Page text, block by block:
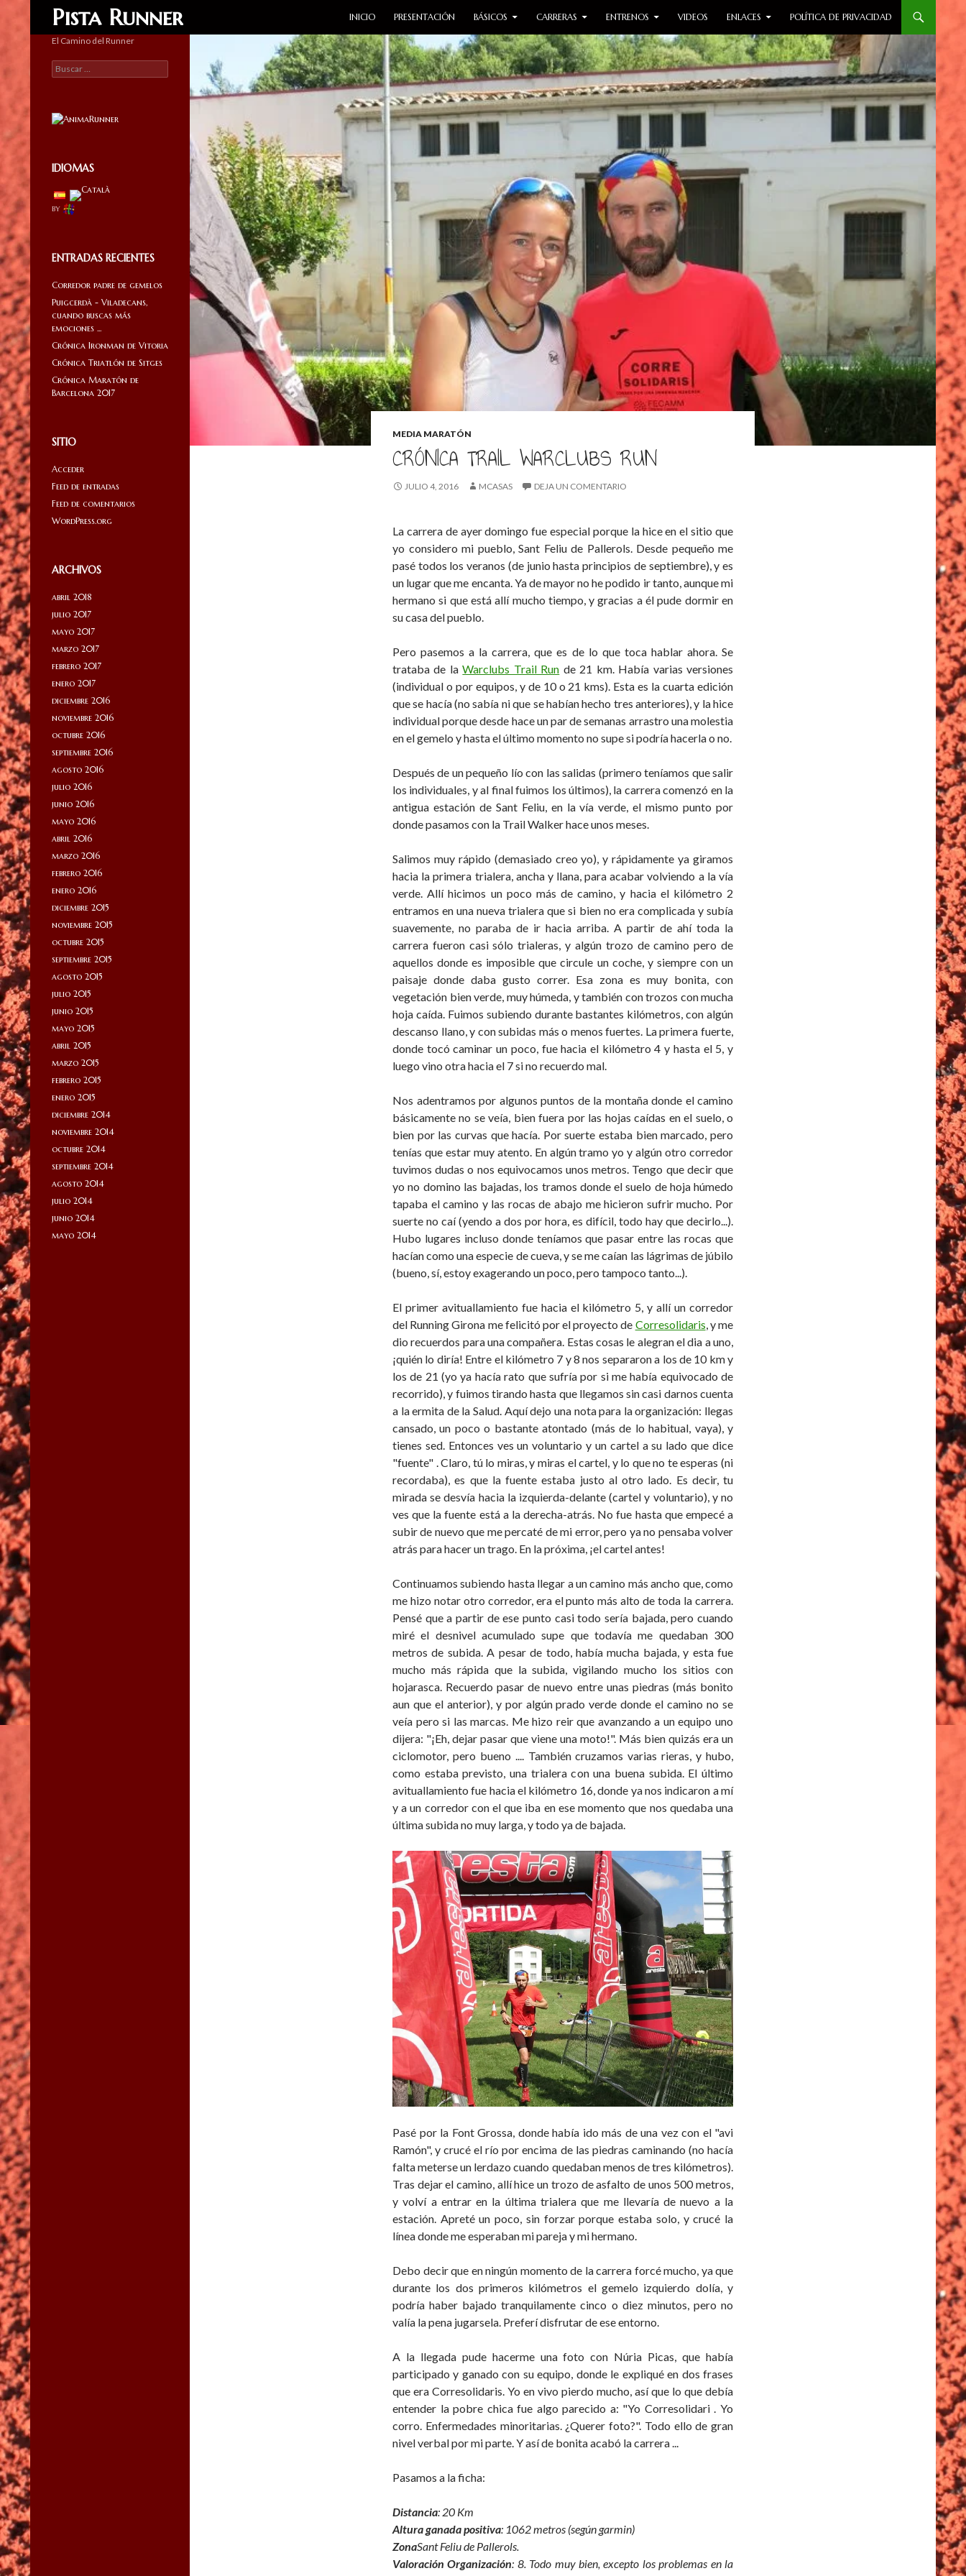
Pista Runner
Buscar
INICIO PRESENTACIÓN BÁSICOS CARRERAS ENTRENOS VIDEOS ENLACES POLÍTICA DE PRIVACIDAD
MEDIA MARATÓN
CRÓNICA TRAIL WARCLUBS RUN
JULIO 4, 2016 MCASAS DEJA UN COMENTARIO
La carrera de ayer domingo fue especial porque la hice en el sitio que
yo considero mi pueblo, Sant Feliu de Pallerols. Desde pequeño me
pasé todos los veranos (de junio hasta principios de septiembre), y es
un lugar que me encanta. Ya de mayor no he podido ir tanto, aunque mi
hermano si que está allí mucho tiempo, y gracias a él pude dormir en
su casa del pueblo.
Pero pasemos a la carrera, que es de lo que toca hablar ahora. Se
trataba de laWarclubs Trail Run de 21 km. Había varias versiones
(individual o por equipos, y de 10 o 21 kms). Esta es la cuarta edición
que se hacía (no sabía ni que se habían hecho tres anteriores), y la hice
individual porque desde hace un par de semanas arrastro una molestia
en el gemelo y hasta el último momento no supe si podría hacerla o no.
Después de un pequeño lío con las salidas (primero teníamos que salir
los individuales, y al final fuimos los últimos), la carrera comenzó en la
antigua estación de Sant Feliu, en la vía verde, el mismo punto por
donde pasamos con la Trail Walker hace unos meses.
Salimos muy rápido (demasiado creo yo), y rápidamente ya giramos
hacia la primera trialera, ancha y llana, para acabar volviendo a la vía
verde. Allí hicimos un poco más de camino, y hacia el kilómetro 2
entramos en una nueva trialera que si bien no era complicada y subía
suavemente, no paraba de ir hacia arriba. A partir de ahí toda la
carrera fueron casi sólo trialeras, y algún trozo de camino pero de
aquellos donde es imposible que circule un coche, y siempre con un
paisaje donde daba gusto correr. Esa zona es muy bonita, con
vegetación bien verde, muy húmeda, y también con trozos con mucha
hoja caída. Fuimos subiendo durante bastantes kilómetros, con algún
descanso llano, y con subidas más o menos fuertes. La primera fuerte,
donde tocó caminar un poco, fue hacia el kilómetro 4 y hasta el 5, y
luego vino otra hacia el 7 si no recuerdo mal.
Nos adentramos por algunos puntos de la montaña donde el camino
básicamente no se veía, bien fuera por las hojas caídas en el suelo, o
bien por las curvas que hacía. Por suerte estaba bien marcado, pero
tenías que estar muy atento. En algún tramo yo y algún otro corredor
tuvimos dudas o nos equivocamos unos metros. Tengo que decir que
yo no domino las bajadas, los tramos donde el suelo de hoja húmedo
tapaba el camino y las rocas de abajo me hicieron sufrir mucho. Por
suerte no caí (yendo a dos por hora, es difícil, todo hay que decirlo...).
Hubo lugares incluso donde teníamos que pasar entre las rocas que
hacían como una especie de cueva, y se me caían las lágrimas de júbilo
(bueno, sí, estoy exagerando un poco, pero tampoco tanto...).
El primer avituallamiento fue hacia el kilómetro 5, y allí un corredor
del Running Girona me felicitó por el proyecto de Corresolidaris, y me
dio recuerdos para una compañera. Estas cosas le alegran el dia a uno,
¡quién lo diría! Entre el kilómetro 7 y 8 nos separaron a los de 10 km y
los de 21 (yo ya hacía rato que sufría por si me había equivocado de
recorrido), y fuimos tirando hasta que llegamos sin casi darnos cuenta
a la ermita de la Salud. Aquí dejo una nota para la organización: llegas
cansado, un poco o bastante atontado (más de lo habitual, vaya), y
tienes sed. Entonces ves un voluntario y un cartel a su lado que dice
"fuente" . Claro, tú lo miras, y miras el cartel, y lo que no te esperas (ni
recordaba), es que la fuente estaba justo al otro lado. Es decir, tu
mirada se desvía hacia la izquierda-delante (cartel y voluntario), y no
ves que la fuente está a la derecha-atrás. No fue hasta que empecé a
subir de nuevo que me percaté de mi error, pero ya no pensaba volver
atrás para hacer un trago. En la próxima, ¡el cartel antes!
Continuamos subiendo hasta llegar a un camino más ancho que, como
me hizo notar otro corredor, era el punto más alto de toda la carrera.
Pensé que a partir de ese punto casi todo sería bajada, pero cuando
miré el desnivel acumulado supe que todavía me quedaban 300
metros de subida. A pesar de todo, había mucha bajada, y esta fue
mucho más rápida que la subida, vigilando mucho los sitios con
hojarasca. Recuerdo pasar de nuevo entre unas piedras (más bonito
aun que el anterior), y por algún prado verde donde el camino no se
veía pero si las marcas. Me hizo reir que avanzando a un equipo uno
dijera: "¡Eh, dejar pasar que viene una moto!". Más bien quizás era un
ciclomotor, pero bueno .... También cruzamos varias rieras, y hubo,
como estaba previsto, una trialera con una buena subida. El último
avituallamiento fue hacia el kilómetro 16, donde ya nos indicaron a mí
y a un corredor con el que iba en ese momento que nos quedaba una
última subida no muy larga, y todo ya de bajada.
Pasé por la Font Grossa, donde había ido más de una vez con el "avi
Ramón", y crucé el río por encima de las piedras caminando (no hacía
falta meterse un lerdazo cuando quedaban menos de tres kilómetros).
Tras dejar el camino, allí hice un trozo de asfalto de unos 500 metros,
y volví a entrar en la última trialera que me llevaría de nuevo a la
estación. Apreté un poco, sin forzar porque estaba solo, y crucé la
línea donde me esperaban mi pareja y mi hermano.
Debo decir que en ningún momento de la carrera forcé mucho, ya que
durante los dos primeros kilómetros el gemelo izquierdo dolía, y
podría haber bajado tranquilamente cinco o diez minutos, pero no
valía la pena jugarsela. Preferí disfrutar de ese entorno.
A la llegada pude hacerme una foto con Núria Picas, que había
participado y ganado con su equipo, donde le expliqué en dos frases
que era Corresolidaris. Yo en vivo pierdo mucho, así que lo que debía
entender la pobre chica fue algo parecido a: "Yo Corresolidari . Yo
corro. Enfermedades minoritarias. ¿Querer foto?". Todo ello de gran
nivel verbal por mi parte. Y así de bonita acabó la carrera ...
Pasamos a la ficha:
Distancia: 20 Km
Altura ganada positiva: 1062 metros (según garmin)
ZonaSant Feliu de Pallerols.
Valoración Organización: 8. Todo muy bien, excepto los problemas en la
El Camino del Runner
Buscar:
IDIOMAS
by
ENTRADAS RECIENTES
Corredor padre de gemelos
Puigcerdà - Viladecans,
cuando buscas más
emociones ...
Crónica Ironman de Vitoria
Crónica Triatlón de Sitges
Crónica Maratón de
Barcelona 2017
SITIO
Acceder
Feed de entradas
Feed de comentarios
WordPress.org
ARCHIVOS
abril 2018
julio 2017
mayo 2017
marzo 2017
febrero 2017
enero 2017
diciembre 2016
noviembre 2016
octubre 2016
septiembre 2016
agosto 2016
julio 2016
junio 2016
mayo 2016
abril 2016
marzo 2016
febrero 2016
enero 2016
diciembre 2015
noviembre 2015
octubre 2015
septiembre 2015
agosto 2015
julio 2015
junio 2015
mayo 2015
abril 2015
marzo 2015
febrero 2015
enero 2015
diciembre 2014
noviembre 2014
octubre 2014
septiembre 2014
agosto 2014
julio 2014
junio 2014
mayo 2014